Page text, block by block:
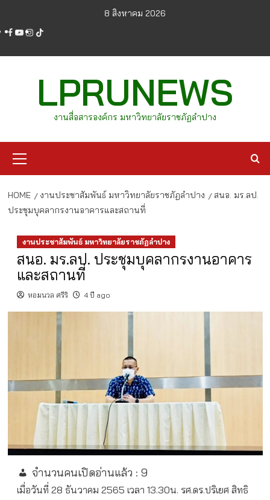
content
8 สิงหาคม 2026
facebook
youtube
instagram
tiktok
LPRUNEWS
งานสื่อสารองค์กร มหาวิทยาลัยราชภัฏลำปาง
Menu
HOME งานประชาสัมพันธ์ มหาวิทยาลัยราชภัฏลำปาง
สนอ. มร.ลป.
ประชุมบุคลากรงานอาคารและสถานที่
งานประชาสัมพันธ์ มหาวิทยาลัยราชภัฏลำปาง
สนอ. มร.ลป. ประชุมบุคลากรงานอาคาร
และสถานที่
หอมนวล ศรีริ 4 ปี ago
จำนวนคนเปิดอ่านแล้ว : 9
เมื่อวันที่ 28 ธันวาคม 2565 เวลา 13.30น. รศ.ดร.ปริเยศ สิทธิ